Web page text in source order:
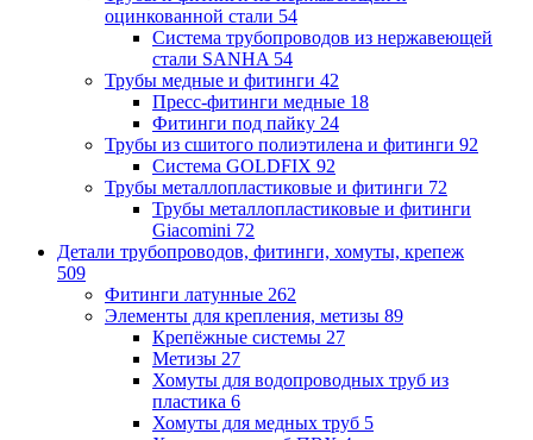
оцинкованной стали 54
Система трубопроводов из нержавеющей
стали SANHA 54
Трубы медные и фитинги 42
Пресс-фитинги медные 18
Фитинги под пайку 24
Трубы из сшитого полиэтилена и фитинги 92
Система GOLDFIX 92
Трубы металлопластиковые и фитинги 72
Трубы металлопластиковые и фитинги
Giacomini 72
Детали трубопроводов, фитинги, хомуты, крепеж
509
Фитинги латунные 262
Элементы для крепления, метизы 89
Крепёжные системы 27
Метизы 27
Хомуты для водопроводных труб из
пластика 6
Хомуты для медных труб 5